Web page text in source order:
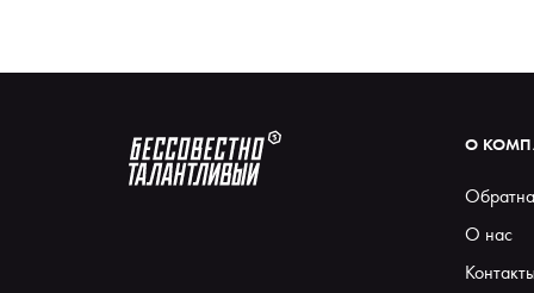
О
О нас